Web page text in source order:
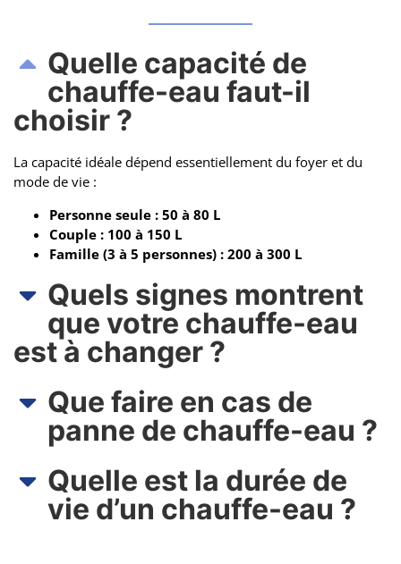
Quelle capacité de
chauffe-eau faut-il
choisir ?
La capacité idéale dépend essentiellement du foyer et du
mode de vie :
Personne seule : 50 à 80 L
Couple : 100 à 150 L
Famille (3 à 5 personnes) : 200 à 300 L
Quels signes montrent
que votre chauffe-eau
est à changer ?
Que faire en cas de
panne de chauffe-eau ?
Quelle est la durée de
vie d’un chauffe-eau ?